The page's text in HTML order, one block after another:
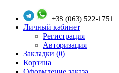
+38 (063) 522-1751
Личный кабинет
Регистрация
Авторизация
Закладки (0)
Корзина
Оформление заказа